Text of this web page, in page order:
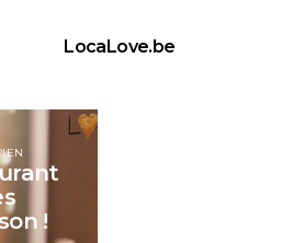
LocaLove.be
!